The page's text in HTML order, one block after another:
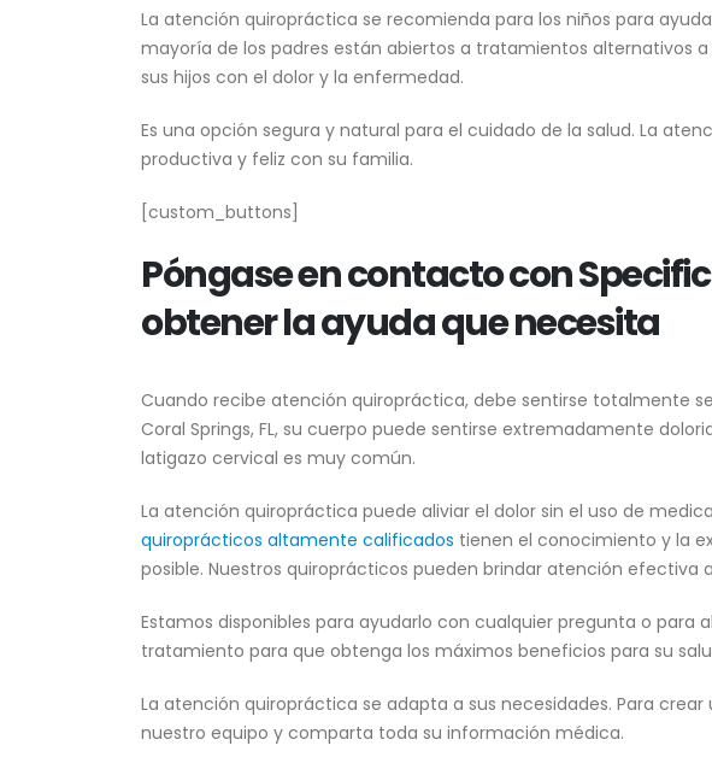
La atención quiropráctica se recomienda para los niños para
mayoría de los padres están abiertos a tratamientos alternativos
sus hijos con el dolor y la enfermedad.
Es una opción segura y natural para el cuidado de la salud. La
productiva y feliz con su familia.
[custom_buttons]
Póngase en contacto con
obtener la ayuda que necesita
Cuando recibe atención quiropráctica, debe sentirse totalmente
Coral Springs, FL, su cuerpo puede sentirse extremadamente
latigazo cervical es muy común.
La atención quiropráctica puede aliviar el dolor sin el uso de
quiroprácticos altamente calificados tienen el conocimiento y la
posible. Nuestros quiroprácticos pueden brindar atención efectiva
Estamos disponibles para ayudarlo con cualquier pregunta o para
tratamiento para que obtenga los máximos beneficios para su
La atención quiropráctica se adapta a sus necesidades. Para
nuestro equipo y comparta toda su información médica.